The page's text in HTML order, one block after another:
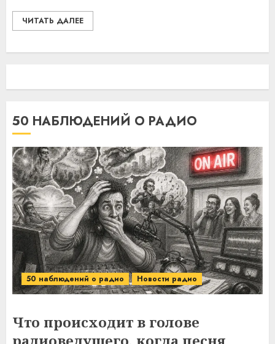
ЧИТАТЬ ДАЛЕЕ
50 НАБЛЮДЕНИЙ О РАДИО
50 наблюдений о радио Новости радио
Что происходит в голове